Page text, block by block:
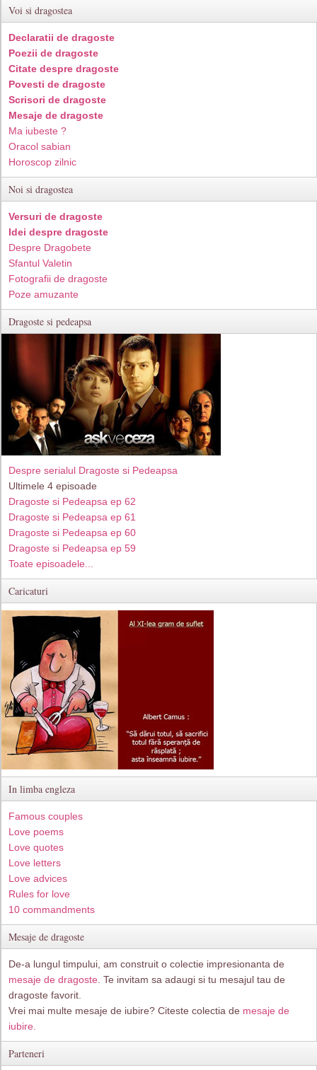
Voi si dragostea
Declaratii de dragoste
Poezii de dragoste
Citate despre dragoste
Povesti de dragoste
Scrisori de dragoste
Mesaje de dragoste
Ma iubeste ?
Oracol sabian
Horoscop zilnic
Noi si dragostea
Versuri de dragoste
Idei despre dragoste
Despre Dragobete
Sfantul Valetin
Fotografii de dragoste
Poze amuzante
Dragoste si pedeapsa
Despre serialul Dragoste si Pedeapsa
Ultimele 4 episoade
Dragoste si Pedeapsa ep 62
Dragoste si Pedeapsa ep 61
Dragoste si Pedeapsa ep 60
Dragoste si Pedeapsa ep 59
Toate episoadele...
Caricaturi
In limba engleza
Famous couples
Love poems
Love quotes
Love letters
Love advices
Rules for love
10 commandments
Mesaje de dragoste
De-a lungul timpului, am construit o colectie impresionanta de
mesaje de dragoste . Te invitam sa adaugi si tu mesajul tau de
dragoste favorit.
Vrei mai multe mesaje de iubire? Citeste colectia de mesaje de
iubire.
Parteneri